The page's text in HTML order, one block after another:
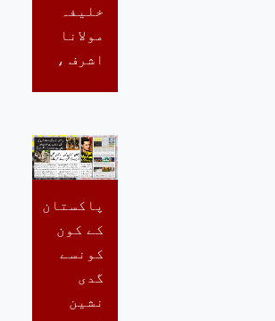
خلیفہ
مولانا
اشرف ،
پاکستان
کے کون
کونسے
گدی
نشین